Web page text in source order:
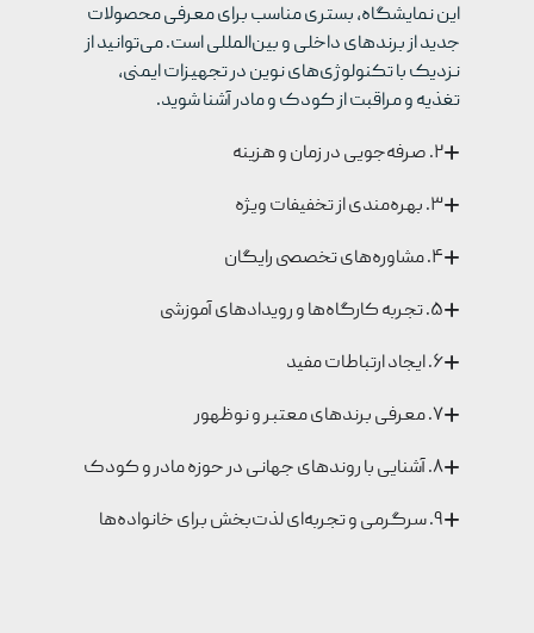
این نمایشگاه، بستری مناسب برای معرفی محصولات
جدید از برندهای داخلی و بین‌المللی است. می‌توانید از
نزدیک با تکنولوژی‌های نوین در تجهیزات ایمنی،
تغذیه و مراقبت از کودک و مادر آشنا شوید.
۲. صرفه‌جویی در زمان و هزینه
۳. بهره‌مندی از تخفیفات ویژه
۴. مشاوره‌های تخصصی رایگان
۵. تجربه کارگاه‌ها و رویدادهای آموزشی
۶. ایجاد ارتباطات مفید
۷. معرفی برندهای معتبر و نوظهور
۸. آشنایی با روندهای جهانی در حوزه مادر و کودک
۹. سرگرمی و تجربه‌ای لذت‌بخش برای خانواده‌ها